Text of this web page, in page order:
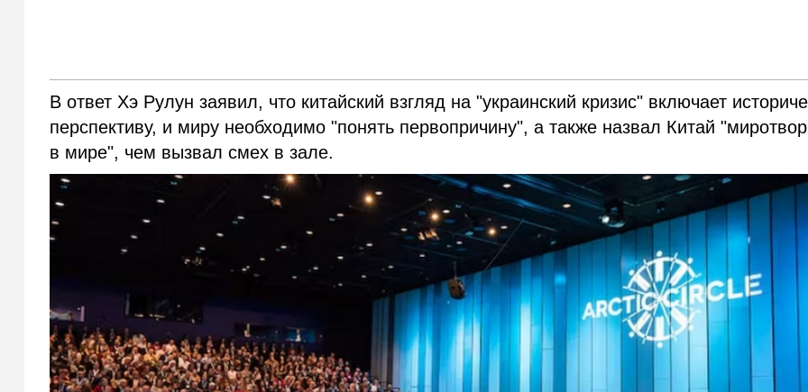
В ответ Хэ Рулун заявил, что китайский взгляд на "украинский кризис" включает
перспективу, и миру необходимо "понять первопричину", а также назвал Китай
в мире", чем вызвал смех в зале.